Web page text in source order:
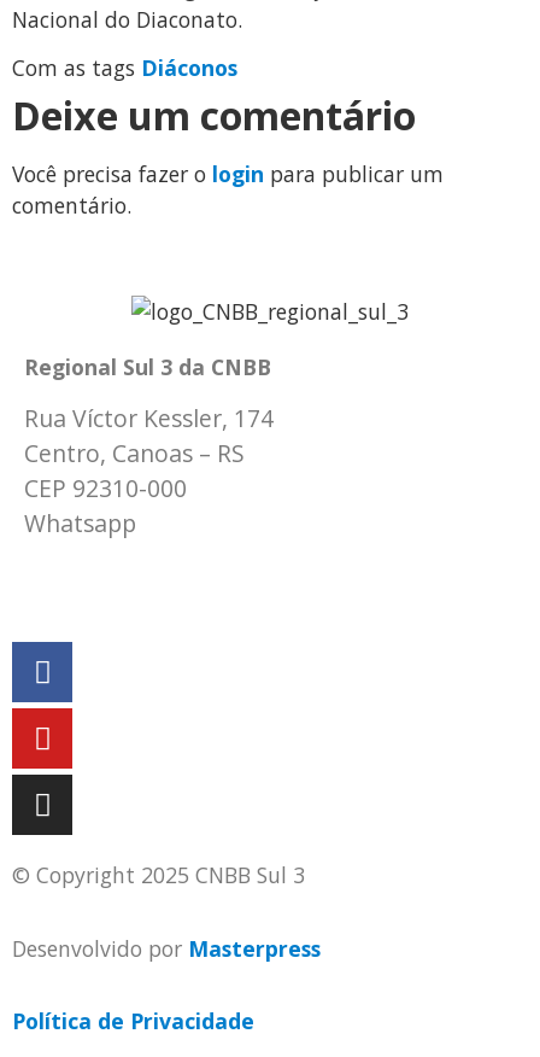
Nacional do Diaconato.
Com as tags Diáconos
Deixe um comentário
Você precisa fazer o login para publicar um
comentário.
Regional Sul 3 da CNBB
Rua Víctor Kessler, 174
Centro, Canoas – RS
CEP 92310-000
Whatsapp
© Copyright 2025 CNBB Sul 3
Desenvolvido por Masterpress
Política de Privacidade